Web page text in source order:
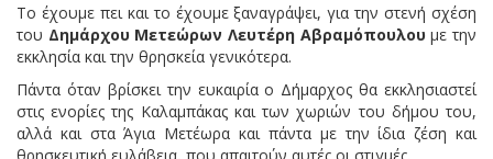
Το έχουμε πει και το έχουμε ξαναγράψει, για την στενή σχέση
του Δημάρχου Μετεώρων Λευτέρη Αβραμόπουλου με την
εκκλησία και την θρησκεία γενικότερα.
Πάντα όταν βρίσκει την ευκαιρία ο Δήμαρχος θα εκκλησιαστεί
στις ενορίες της Καλαμπάκας και των χωριών του δήμου του,
αλλά και στα Άγια Μετέωρα και πάντα με την ίδια ζέση και